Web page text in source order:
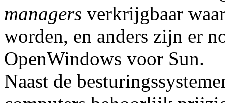
managers verkrijgbaar
worden, en anders zijn er
OpenWindows voor Sun.
Naast de